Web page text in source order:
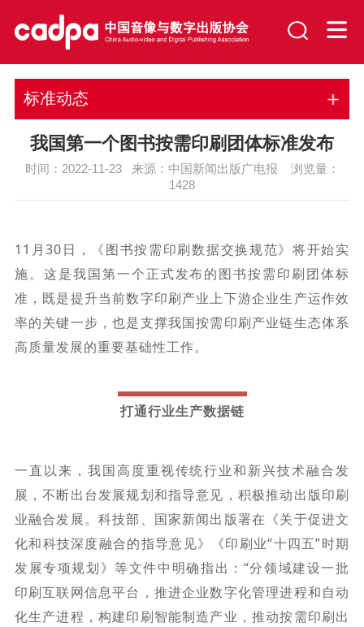
标准动态
我国第一个图书按需印刷团体标准发布
时间：2022-11-23 来源：中国新闻出版广电报 浏览量：
1428
11月30日，《图书按需印刷数据交换规范》将开始实
施。这是我国第一个正式发布的图书按需印刷团体标
准，既是提升当前数字印刷产业上下游企业生产运作效
率的关键一步，也是支撑我国按需印刷产业链生态体系
高质量发展的重要基础性工作。
打通行业生产数据链
一直以来，我国高度重视传统行业和新兴技术融合发
展，不断出台发展规划和指导意见，积极推动出版印刷
业融合发展。科技部、国家新闻出版署在《关于促进文
化和科技深度融合的指导意见》《印刷业“十四五”时期
发展专项规划》等文件中明确指出：“分领域建设一批
印刷互联网信息平台，推进企业数字化管理进程和自动
化生产进程，构建印刷智能制造产业，推动按需印刷出